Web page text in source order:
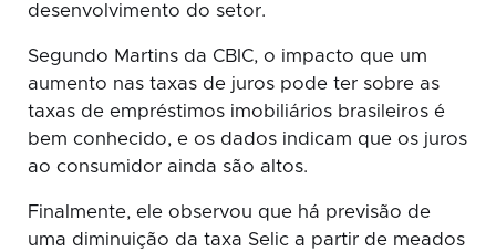
desenvolvimento do setor.
Segundo Martins da CBIC, o impacto que um
aumento nas taxas de juros pode ter sobre as
taxas de empréstimos imobiliários brasileiros é
bem conhecido, e os dados indicam que os juros
ao consumidor ainda são altos.
Finalmente, ele observou que há previsão de
uma diminuição da taxa Selic a partir de meados